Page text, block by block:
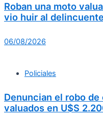
Roban una moto
vio huir al delincuente
06/08/2026
Policiales
Denuncian el robo
valuados en U$S